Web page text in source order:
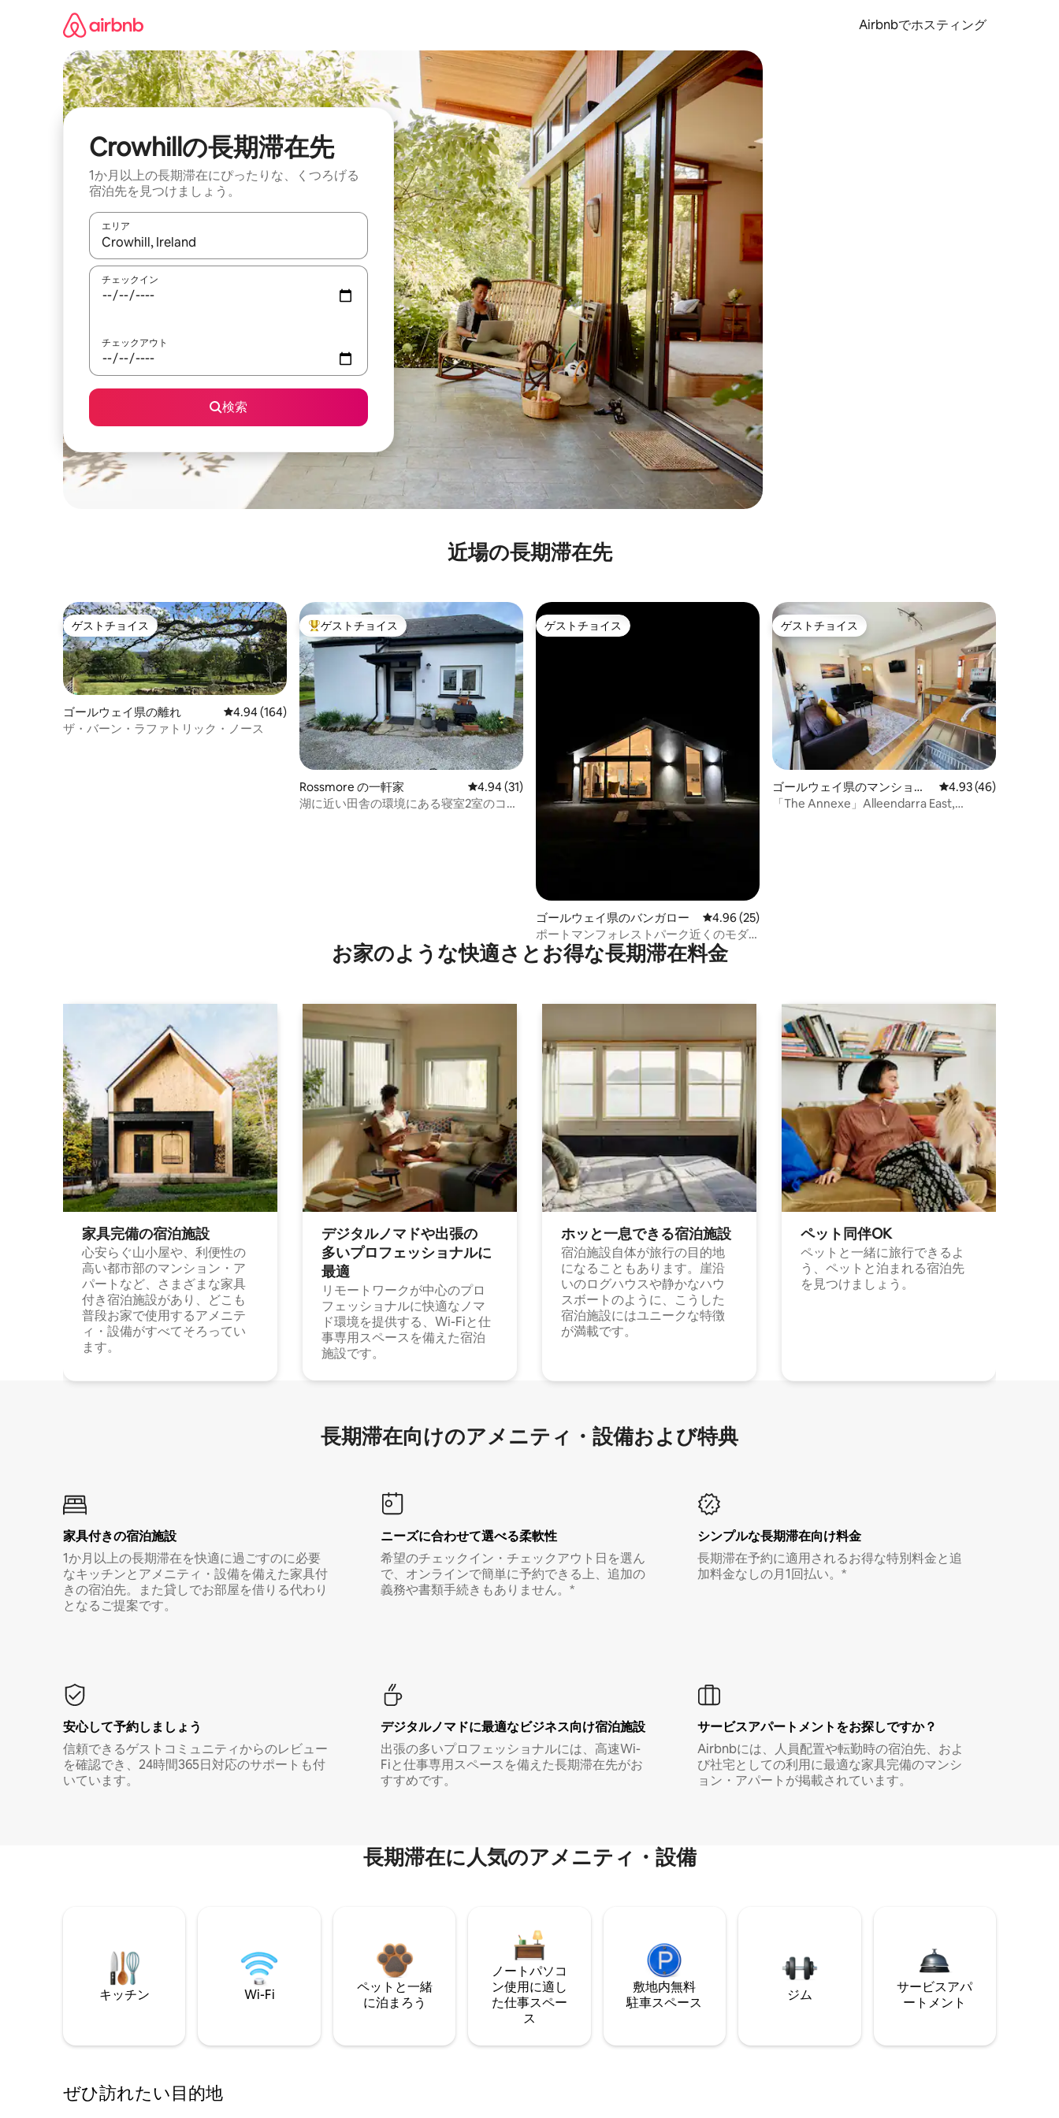
Airbnbでホスティング
Crowhillの長期滞在先
1か月以上の長期滞在にぴったりな、くつろげる
宿泊先を見つけましょう。
エリア
検索結果が表示されたら、上下の矢印キーを使って移動するか、画面をタッチまたはスワイプして検索結果を確認することができます。
チェックイン
チェックアウト
検索
近場の長期滞在先
ゲストチョイス
ゲストチョイス
ゴールウェイ県の離れ レビュー164件、5つ星中4.94つ星の平均評価
4.94 (164)
ザ・バーン・ラファトリック・ノース
大好評のゲストチョイスです。
ゲストチョイス
Rossmore の一軒家 レビュー31件、5つ星中4.94つ星の平均評価
4.94 (31)
湖に近い田舎の環境にある寝室2室のコテ
ゲストチョイス
ゲストチョイス
ゴールウェイ県のバンガロー レビュー25件、5つ星中4.96つ星の平均評価
4.96 (25)
ポートマンフォレストパーク近くのモダ
ンなコテージ、6名様用
ゲストチョイス
ゲストチョイス
ゴールウェイ県のマンショ
ン・アパート
レビュー46件、5つ
4.93 (46)
「The Annexe」Alleendarra East,
お家のような快⁠適⁠さ⁠とお⁠得⁠な長⁠期⁠滞⁠在料⁠金
家具完備の宿⁠泊⁠施⁠設
心安らぐ山小屋や、利便性の
高い都市部のマンション・ア
パートなど、さまざまな家具
付き宿泊施設があり、どこも
普段お家で使用するアメニテ
ィ・設備がすべてそろってい
ます。
デジタルノマドや出⁠張⁠の
多⁠いプ⁠ロ⁠フ⁠ェ⁠ッ⁠シ⁠ョ⁠ナ⁠ル⁠に
最⁠適
リモートワークが中心のプロ
フェッショナルに快適なノマ
ド環境を提供する、Wi-Fiと仕
事専用スペースを備えた宿泊
施設です。
ホッと一⁠息⁠で⁠き⁠る宿⁠泊施⁠設
宿泊施設自体が旅行の目的地
になることもあります。崖沿
いのログハウスや静かなハウ
スボートのように、こうした
宿泊施設にはユニークな特徴
が満載です。
ペット同⁠伴OK
ペットと一緒に旅行できるよ
う、ペットと泊まれる宿泊先
を見つけましょう。
長期滞在向け⁠のア⁠メ⁠ニ⁠テ⁠ィ⁠・設⁠備⁠および特⁠典
家具付き⁠の宿⁠泊⁠施⁠設
1か月以上の長期滞在を快適に過ごすのに必要
なキッチンとアメニティ・設備を備えた家具付
きの宿泊先。また貸しでお部屋を借りる代わり
となるご提案です。
ニーズに合わせて選べる柔軟性
希望のチェックイン・チェックアウト日を選ん
で、オンラインで簡単に予約できる上、追加の
義務や書類手続きもありません。*
シンプルな長期滞在向け料金
長期滞在予約に適用されるお得な特別料金と追
加料金なしの月1回払い。*
安心して予約しましょう
信頼できるゲストコミュニティからのレビュー
を確認でき、24時間365日対応のサポートも付
いています。
デジタルノマド⁠に最⁠適⁠なビ⁠ジ⁠ネ⁠ス⁠向⁠け宿⁠泊⁠施⁠設
出張の多いプロフェッショナルには、高速Wi-
Fiと仕事専用スペースを備えた長期滞在先がお
すすめです。
サービスアパートメントをお探しですか？
Airbnbには、人員配置や転勤時の宿泊先、およ
び社宅としての利用に最適な家具完備のマンシ
ョン・アパートが掲載されています。
長期滞在に人気のアメニティ・設備
キッチン Wi-Fi
ペットと一緒
に泊まろう
ノートパソコ
ン使用に適し
た仕事スペー
ス
敷地内無料
駐⁠車ス⁠ペ⁠ー⁠ス
ジム
サービスアパ
ートメント
ぜひ訪⁠れ⁠た⁠い目⁠的⁠地